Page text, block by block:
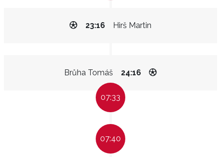
Hirš Martin
23:16
Brůha Tomáš 24:16
07:33
07:40